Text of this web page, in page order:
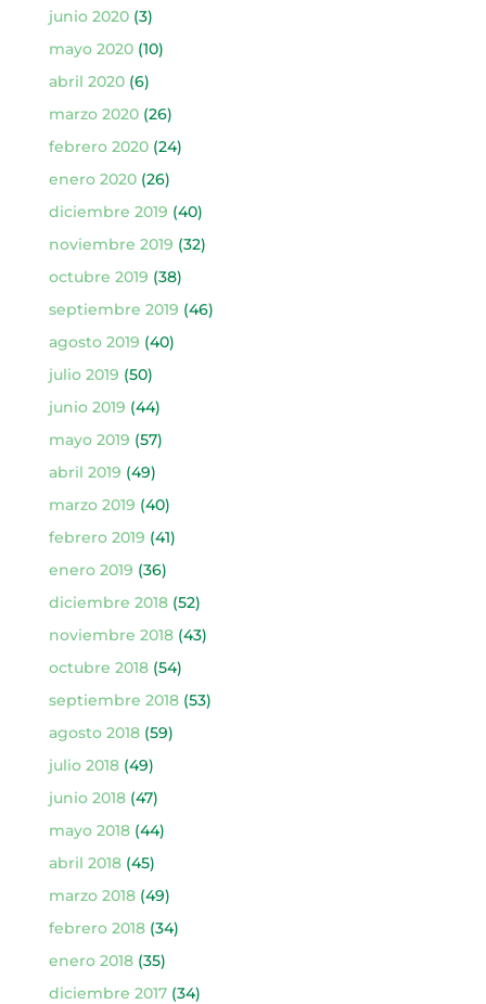
junio 2020(3)
mayo 2020(10)
abril 2020(6)
marzo 2020(26)
febrero 2020(24)
enero 2020(26)
diciembre 2019 (40)
noviembre 2019 (32)
octubre 2019 (38)
septiembre 2019 (46)
agosto 2019 (40)
julio 2019 (50)
junio 2019 (44)
mayo 2019 (57)
abril 2019 (49)
marzo 2019 (40)
febrero 2019 (41)
enero 2019 (36)
diciembre 2018(52)
noviembre 2018(43)
octubre 2018(54)
septiembre 2018(53)
agosto 2018(59)
julio 2018(49)
junio 2018(47)
mayo 2018(44)
abril 2018(45)
marzo 2018(49)
febrero 2018(34)
enero 2018(35)
diciembre 2017(34)